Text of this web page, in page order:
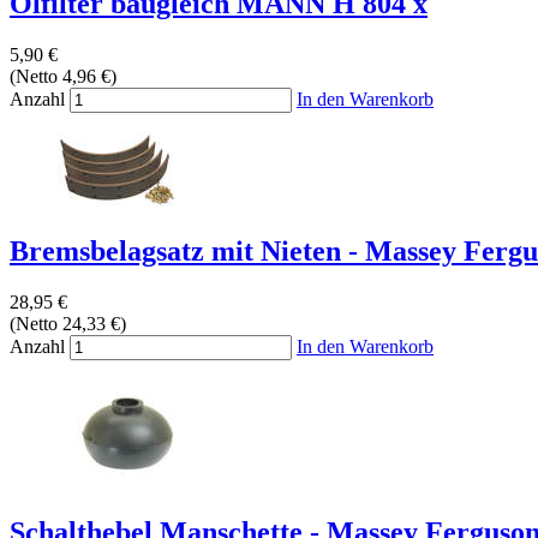
5,90 €
(Netto 4,96 €)
Anzahl
In den Warenkorb
Bremsbelagsatz mit Nieten - Massey
28,95 €
(Netto 24,33 €)
Anzahl
In den Warenkorb
Schalthebel Manschette - Massey